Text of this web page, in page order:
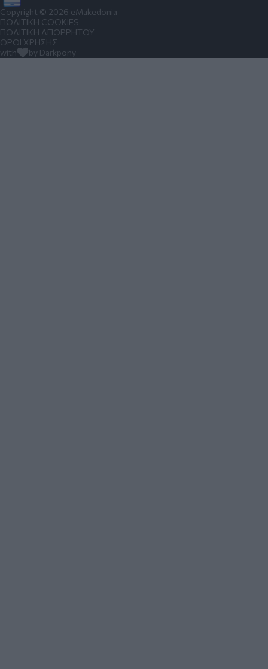
Copyright © 2026 eMakedonia
ΠΟΛΙΤΙΚΗ COOKIES
ΠΟΛΙΤΙΚΗ ΑΠΟΡΡΗΤΟΥ
ΟΡΟΙ ΧΡΗΣΗΣ
with
by Darkpony